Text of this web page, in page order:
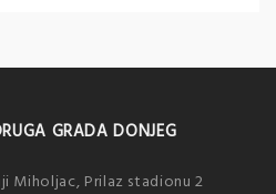
GRADA DONJEG
Miholjac, Prilaz stadionu 2